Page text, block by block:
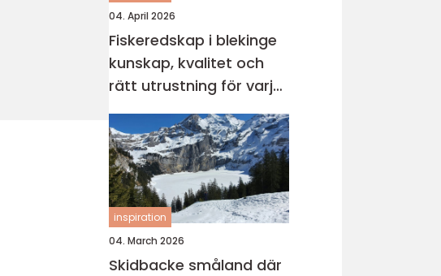
04. April 2026
Fiskeredskap i blekinge
kunskap, kvalitet och
rätt utrustning för varje
vatten
inspiration
04. March 2026
Skidbacke småland där